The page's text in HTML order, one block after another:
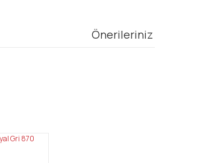
Önerileriniz